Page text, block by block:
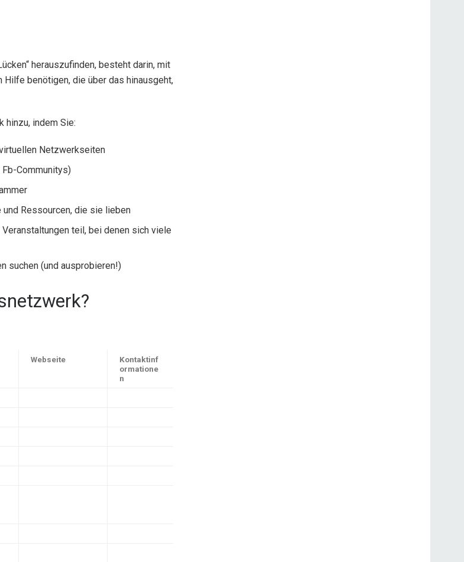
herauszufinden, besteht darin, mit
Hilfe benötigen, die über das hinausgeht,
hinzu, indem Sie:
Netzwerkseiten
Communitys)
und Ressourcen, die sie lieben
teil, bei denen sich viele
suchen (und ausprobieren!)
Webseite
Kontaktinf
ormatione
n